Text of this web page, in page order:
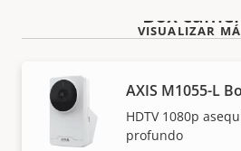
VISUALIZAR
Box
AXIS M1055-L
HDTV 1080p
profundo
MOSTRAR PRODUCTOS